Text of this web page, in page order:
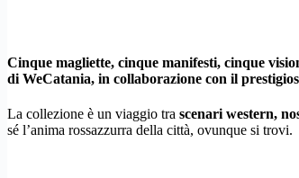
Cinque magliette, cinque manifesti, cinque
di WeCatania, in collaborazione con il
La collezione è un viaggio tra scenari western,
sé l’anima rossazzurra della città, ovunque si trovi.